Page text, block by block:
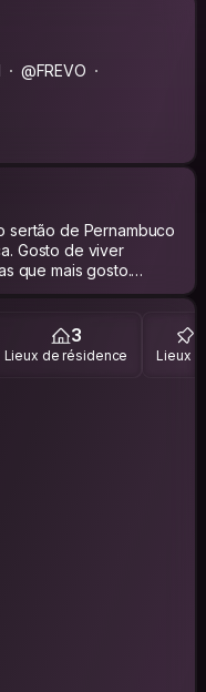
@FREVO
sertão de Pernambuco
Gosto de viver
que mais gosto.
por ela.
3
Lieux de résidence Lieux